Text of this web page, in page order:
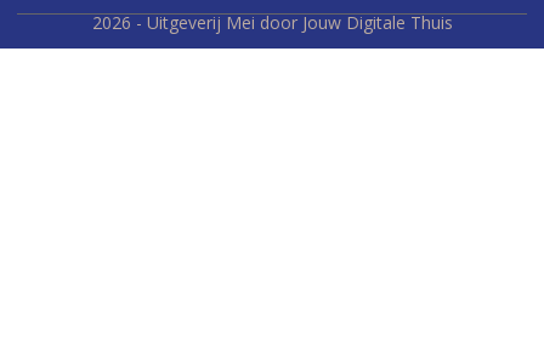
2026 - Uitgeverij Mei door Jouw Digitale Thuis